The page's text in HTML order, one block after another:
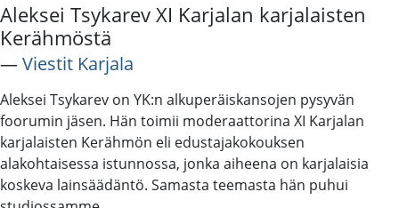
Aleksei Tsykarev XI Karjalan karjalaisten
Kerähmöstä
―Viestit Karjala
Aleksei Tsykarev on YK:n alkuperäiskansojen pysyvän
foorumin jäsen. Hän toimii moderaattorina XI Karjalan
karjalaisten Kerähmön eli edustajakokouksen
alakohtaisessa istunnossa, jonka aiheena on karjalaisia
koskeva lainsäädäntö. Samasta teemasta hän puhui